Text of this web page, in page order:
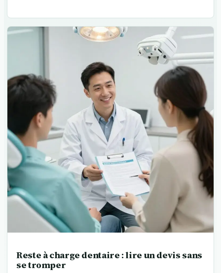
Reste à charge dentaire : lire un devis sans
se tromper